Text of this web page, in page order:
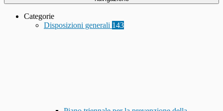
Categorie
Disposizioni generali 143